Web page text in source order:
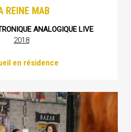
REINE MAB
ANALOGIQUE LIVE
2018
en résidence